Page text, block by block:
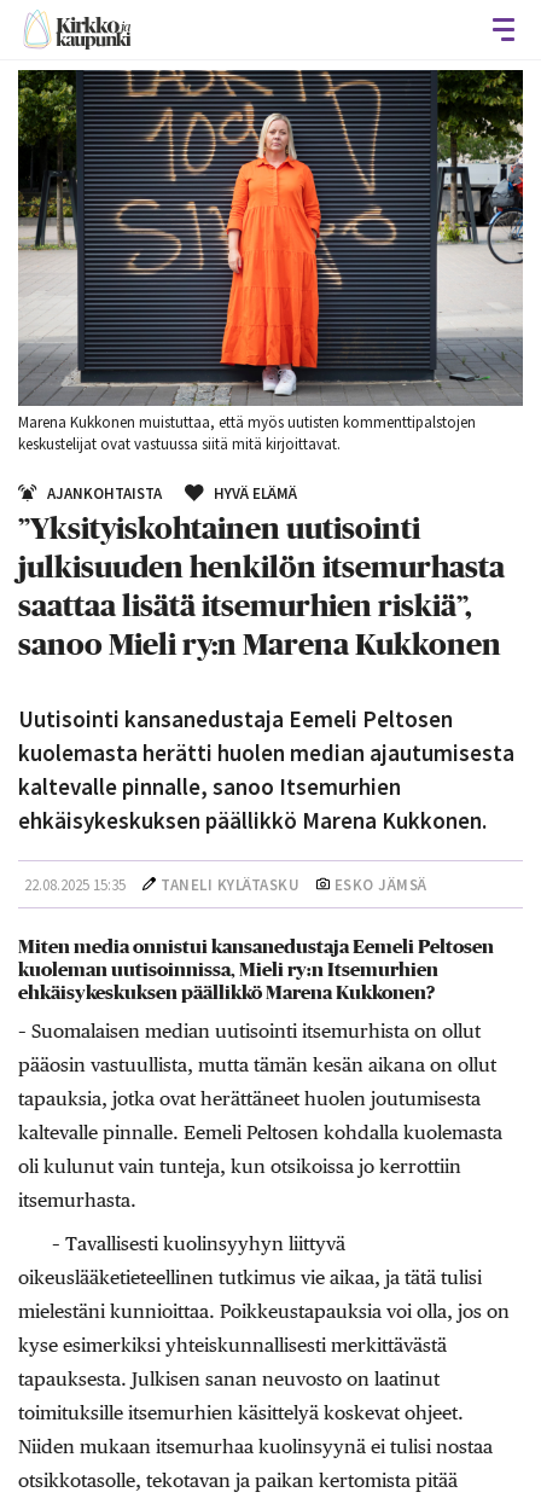
Marena Kukkonen muistuttaa, että myös uutisten kommenttipalstojen
keskustelijat ovat vastuussa siitä mitä kirjoittavat.
AJANKOHTAISTA HYVÄ ELÄMÄ
”Yksityiskohtainen uutisointi
julkisuuden henkilön itsemurhasta
saattaa lisätä itsemurhien riskiä”,
sanoo Mieli ry:n Marena Kukkonen
Uutisointi kansanedustaja Eemeli Peltosen
kuolemasta herätti huolen median ajautumisesta
kaltevalle pinnalle, sanoo Itsemurhien
ehkäisykeskuksen päällikkö Marena Kukkonen.
22.08.2025 15:35 TANELI KYLÄTASKU ESKO JÄMSÄ
Miten media onnistui kansanedustaja Eemeli Peltosen
kuoleman uutisoinnissa, Mieli ry:n Itsemurhien
ehkäisykeskuksen päällikkö Marena Kukkonen?
– Suomalaisen median uutisointi itsemurhista on ollut
pääosin vastuullista, mutta tämän kesän aikana on ollut
tapauksia, jotka ovat herättäneet huolen joutumisesta
kaltevalle pinnalle. Eemeli Peltosen kohdalla kuolemasta
oli kulunut vain tunteja, kun otsikoissa jo kerrottiin
itsemurhasta.
– Tavallisesti kuolinsyyhyn liittyvä
oikeuslääketieteellinen tutkimus vie aikaa, ja tätä tulisi
mielestäni kunnioittaa. Poikkeustapauksia voi olla, jos on
kyse esimerkiksi yhteiskunnallisesti merkittävästä
tapauksesta. Julkisen sanan neuvosto on laatinut
toimituksille itsemurhien käsittelyä koskevat ohjeet.
Niiden mukaan itsemurhaa kuolinsyynä ei tulisi nostaa
otsikkotasolle, tekotavan ja paikan kertomista pitää